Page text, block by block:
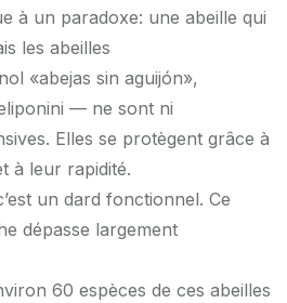
à un paradoxe: une abeille qui
les abeilles
«abejas sin aguijón»,
— ne sont ni
Elles se protègent grâce à
à leur rapidité.
un dard fonctionnel. Ce
dépasse largement
60 espèces de ces abeilles